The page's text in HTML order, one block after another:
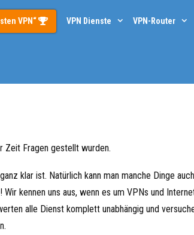
VPN“ VPN Dienste VPN-Router
Zeit Fragen gestellt wurden.
klar ist. Natürlich kann man manche Dinge
kennen uns aus, wenn es um VPNs und
alle Dienst komplett unabhängig und